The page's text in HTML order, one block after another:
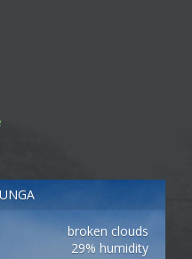
broken clouds
29% humidity